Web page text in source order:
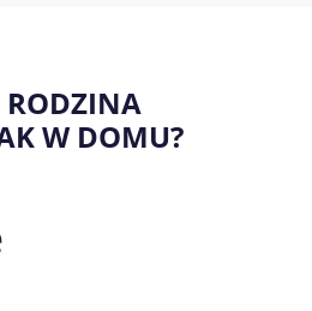
RODZINA
W DOMU?